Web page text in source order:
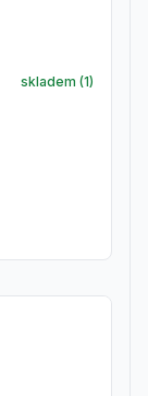
skladem (1)